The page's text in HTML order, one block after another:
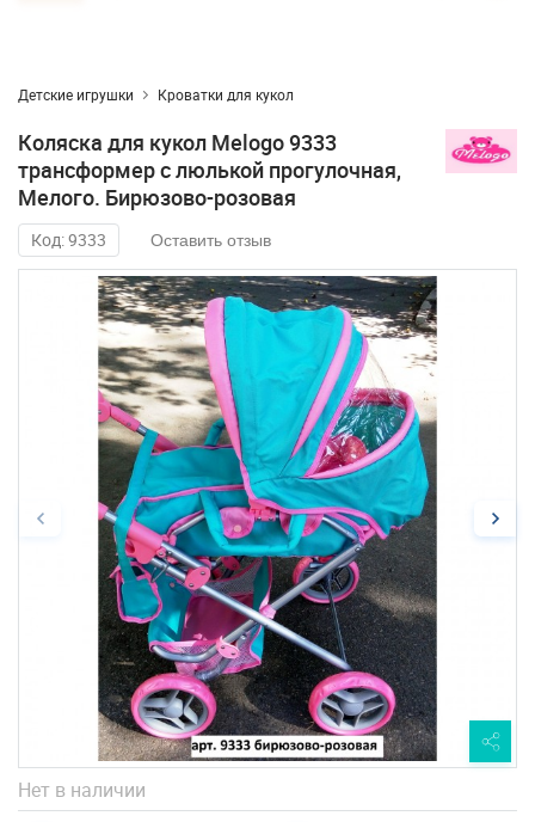
Детские игрушки Кроватки для кукол
Коляска для кукол Melogo 9333
трансформер с люлькой прогулочная,
Мелого. Бирюзово-розовая
Код: 9333 Оставить отзыв
Нет в наличии